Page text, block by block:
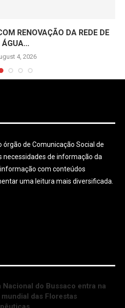
RENOVAÇÃO DA REDE DE
ÁGUA...
4, 2026
órgão de Comunicação Social de
necessidades de informação da
com conteúdos
uma leitura mais diversificada.
Nacional do Bussaco entra na
das Florestas